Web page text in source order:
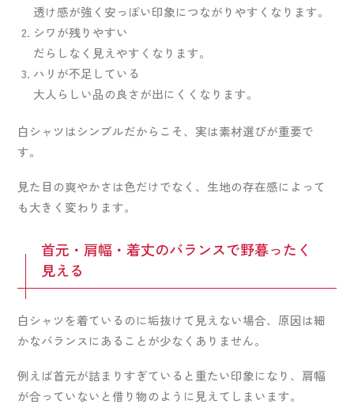
透け感が強く安っぽい印象につながりやすくなります。
シワが残りやすい
だらしなく見えやすくなります。
ハリが不足している
大人らしい品の良さが出にくくなります。
白シャツはシンプルだからこそ、実は素材選びが重要で
す。
見た目の爽やかさは色だけでなく、生地の存在感によって
も大きく変わります。
首元・肩幅・着丈のバランスで野暮ったく
見える
白シャツを着ているのに垢抜けて見えない場合、原因は細
かなバランスにあることが少なくありません。
例えば首元が詰まりすぎていると重たい印象になり、肩幅
が合っていないと借り物のように見えてしまいます。